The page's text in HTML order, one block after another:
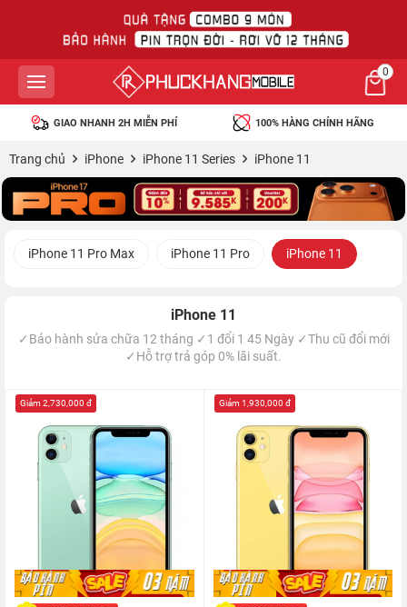
0
GIAO NHANH 2H MIỄN PHÍ 100% HÀNG CHÍNH HÃNG
Trang chủ iPhone iPhone 11 Series iPhone 11
iPhone 11 Pro Max iPhone 11 Pro iPhone 11
iPhone 11
✓Bảo hành sửa chữa 12 tháng ✓1 đổi 1 45 Ngày ✓Thu cũ đổi mới
✓Hỗ trợ trả góp 0% lãi suất.
Giảm 2,730,000 đ Giảm 1,930,000 đ